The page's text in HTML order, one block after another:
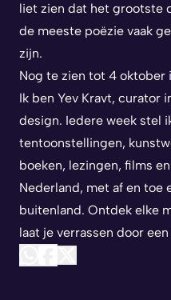
liet zien dat het grootste
de meeste poëzie vaak
zijn.
Nog te zien tot 4 oktober
Ik ben Yev Kravt, curator
design. Iedere week stel
tentoonstellingen,
boeken, lezingen, films
Nederland, met af en toe
buitenland. Ontdek elke
laat je verrassen door